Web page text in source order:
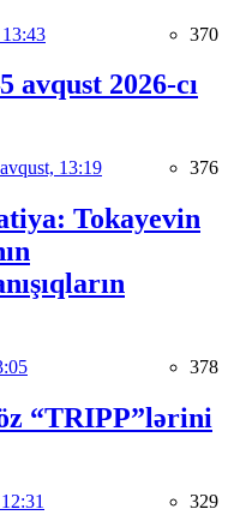
370
avqust 2026-cı
13:19 376
Tokayevin
378
“TRIPP”lərini
329